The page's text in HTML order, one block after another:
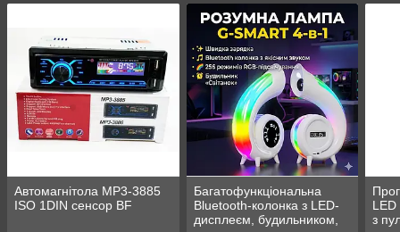
Автомагнітола MP3-3885
ISO 1DIN сенсор BF
Багатофункціональна
Bluetooth-колонка з LED-
дисплеєм, будильником,
LED
з